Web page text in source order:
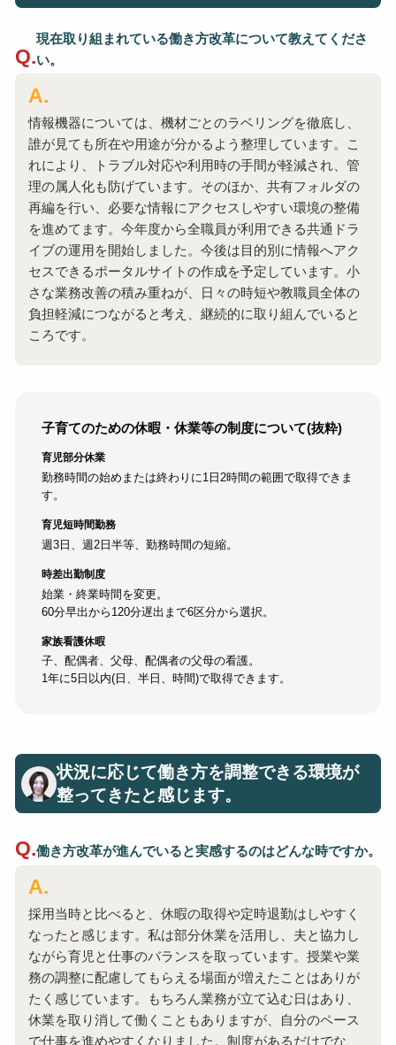
現在取り組まれている働き方改革について教えてくださ
い。
情報機器については、機材ごとのラベリングを徹底し、
誰が見ても所在や用途が分かるよう整理しています。こ
れにより、トラブル対応や利用時の手間が軽減され、管
理の属人化も防げています。そのほか、共有フォルダの
再編を行い、必要な情報にアクセスしやすい環境の整備
を進めてます。今年度から全職員が利用できる共通ドラ
イブの運用を開始しました。今後は目的別に情報へアク
セスできるポータルサイトの作成を予定しています。小
さな業務改善の積み重ねが、日々の時短や教職員全体の
負担軽減につながると考え、継続的に取り組んでいると
ころです。
子育てのための休暇・休業等の制度について(抜粋)
育児部分休業
勤務時間の始めまたは終わりに1日2時間の範囲で取得できま
す。
育児短時間勤務
週3日、週2日半等、勤務時間の短縮。
時差出勤制度
始業・終業時間を変更。
60分早出から120分遅出まで6区分から選択。
家族看護休暇
子、配偶者、父母、配偶者の父母の看護。
1年に5日以内(日、半日、時間)で取得できます。
状況に応じて働き方を調整できる環境が
整ってきたと感じます。
働き方改革が進んでいると実感するのはどんな時ですか。
採用当時と比べると、休暇の取得や定時退勤はしやすく
なったと感じます。私は部分休業を活用し、夫と協力し
ながら育児と仕事のバランスを取っています。授業や業
務の調整に配慮してもらえる場面が増えたことはありが
たく感じています。もちろん業務が立て込む日はあり、
休業を取り消して働くこともありますが、自分のペース
で仕事を進めやすくなりました。制度があるだけでな